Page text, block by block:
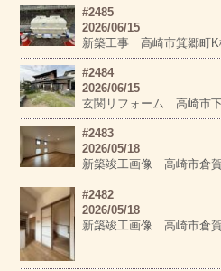
#2485
2026/06/15
新築工事 高崎市箕郷町
#2484
2026/06/15
玄関リフォーム 高崎市
#2483
2026/05/18
新築竣工画像 高崎市倉
#2482
2026/05/18
新築竣工画像 高崎市倉